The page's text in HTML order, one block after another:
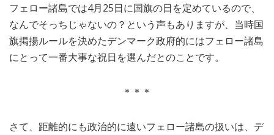
フェロー諸島では4月25日に国旗の日を定めているので、
なんでそっちじゃないの？という声もありますが、当時国
旗掲揚ルールを決めたデンマーク政府的にはフェロー諸島
にとって一番大事な祝日を選んだとのことです。
＊＊＊
さて、距離的にも政治的に遠いフェロー諸島の扱いは、デ